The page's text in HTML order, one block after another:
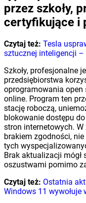
przez szkoły,
certyfikujące i
Czytaj też: Tesla
sztucznej inteligencji –
Szkoły, profesjonalne
przedsiębiorstwa
oprogramowania open
online. Program ten
stację roboczą,
blokowanie dostępu
stron internetowych.
brakiem zgodności,
tych
Brak aktualizacji
oszustwami pomimo
Czytaj też: Ostatnia
Windows 11 wywołuje